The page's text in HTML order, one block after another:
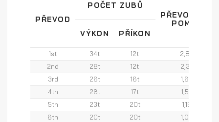
PŘEVOD
POČET ZUBŮ
PŘEVODOVÝ
POMĚR
VÝKON
PŘÍKON
1st 34t 12t
2,83
2nd
28t 12t
2,33
3rd
26t 16t
1,63
4th
26t 17t
1,53
5th
23t 20t
1,15
6th
20t 20t
1,00